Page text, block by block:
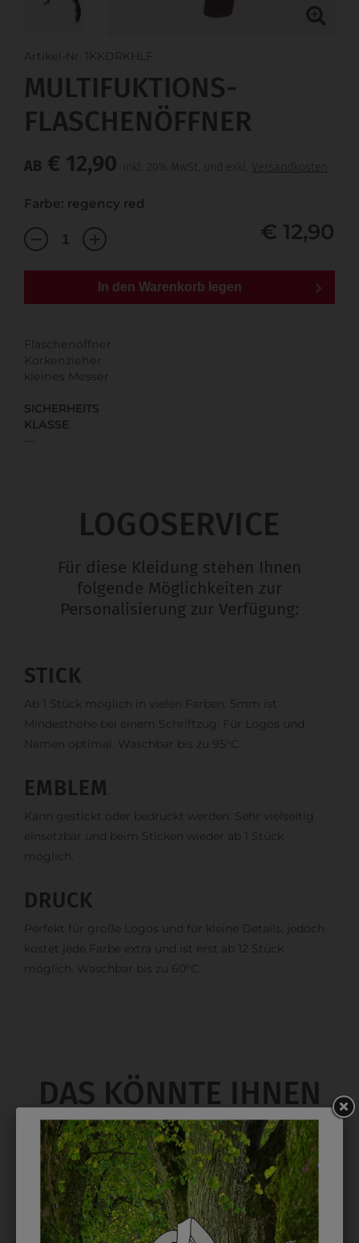
Artikel-Nr. 1KKORKHLF
MULTIFUKTIONS-
FLASCHENÖFFNER
AB € 12,90 inkl. 20% MwSt. und exkl. Versandkosten
Farbe: regency red
€ 12,90
In den Warenkorb legen
Flaschenöffner
Korkenzieher
kleines Messer
SICHERHEITS
KLASSE
LOGOSERVICE
Für diese Kleidung stehen Ihnen
folgende Möglichkeiten zur
Personalisierung zur Verfügung:
STICK
Ab 1 Stück möglich in vielen Farben. 5mm ist
Mindesthöhe bei einem Schriftzug. Für Logos und
Namen optimal. Waschbar bis zu 95°C.
EMBLEM
Kann gestickt oder bedruckt werden. Sehr vielseitig
einsetzbar und beim Sticken wieder ab 1 Stück
möglich.
DRUCK
Perfekt für große Logos und für kleine Details, jedoch
kostet jede Farbe extra und ist erst ab 12 Stück
möglich. Waschbar bis zu 60°C.
DAS KÖNNTE IHNEN
AUCH GEFALLEN